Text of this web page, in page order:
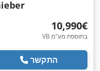
‏10,990 ‏€
VB בתוספת מע"מ
התקשר